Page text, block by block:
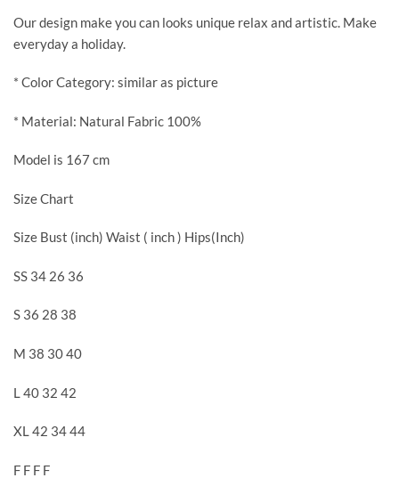
Our design make you can looks unique relax and artistic. Make
everyday a holiday.
* Color Category: similar as picture
* Material: Natural Fabric 100%
Model is 167 cm
Size Chart
Size Bust (inch) Waist ( inch ) Hips(Inch)
SS 34 26 36
S 36 28 38
M 38 30 40
L 40 32 42
XL 42 34 44
F F F F